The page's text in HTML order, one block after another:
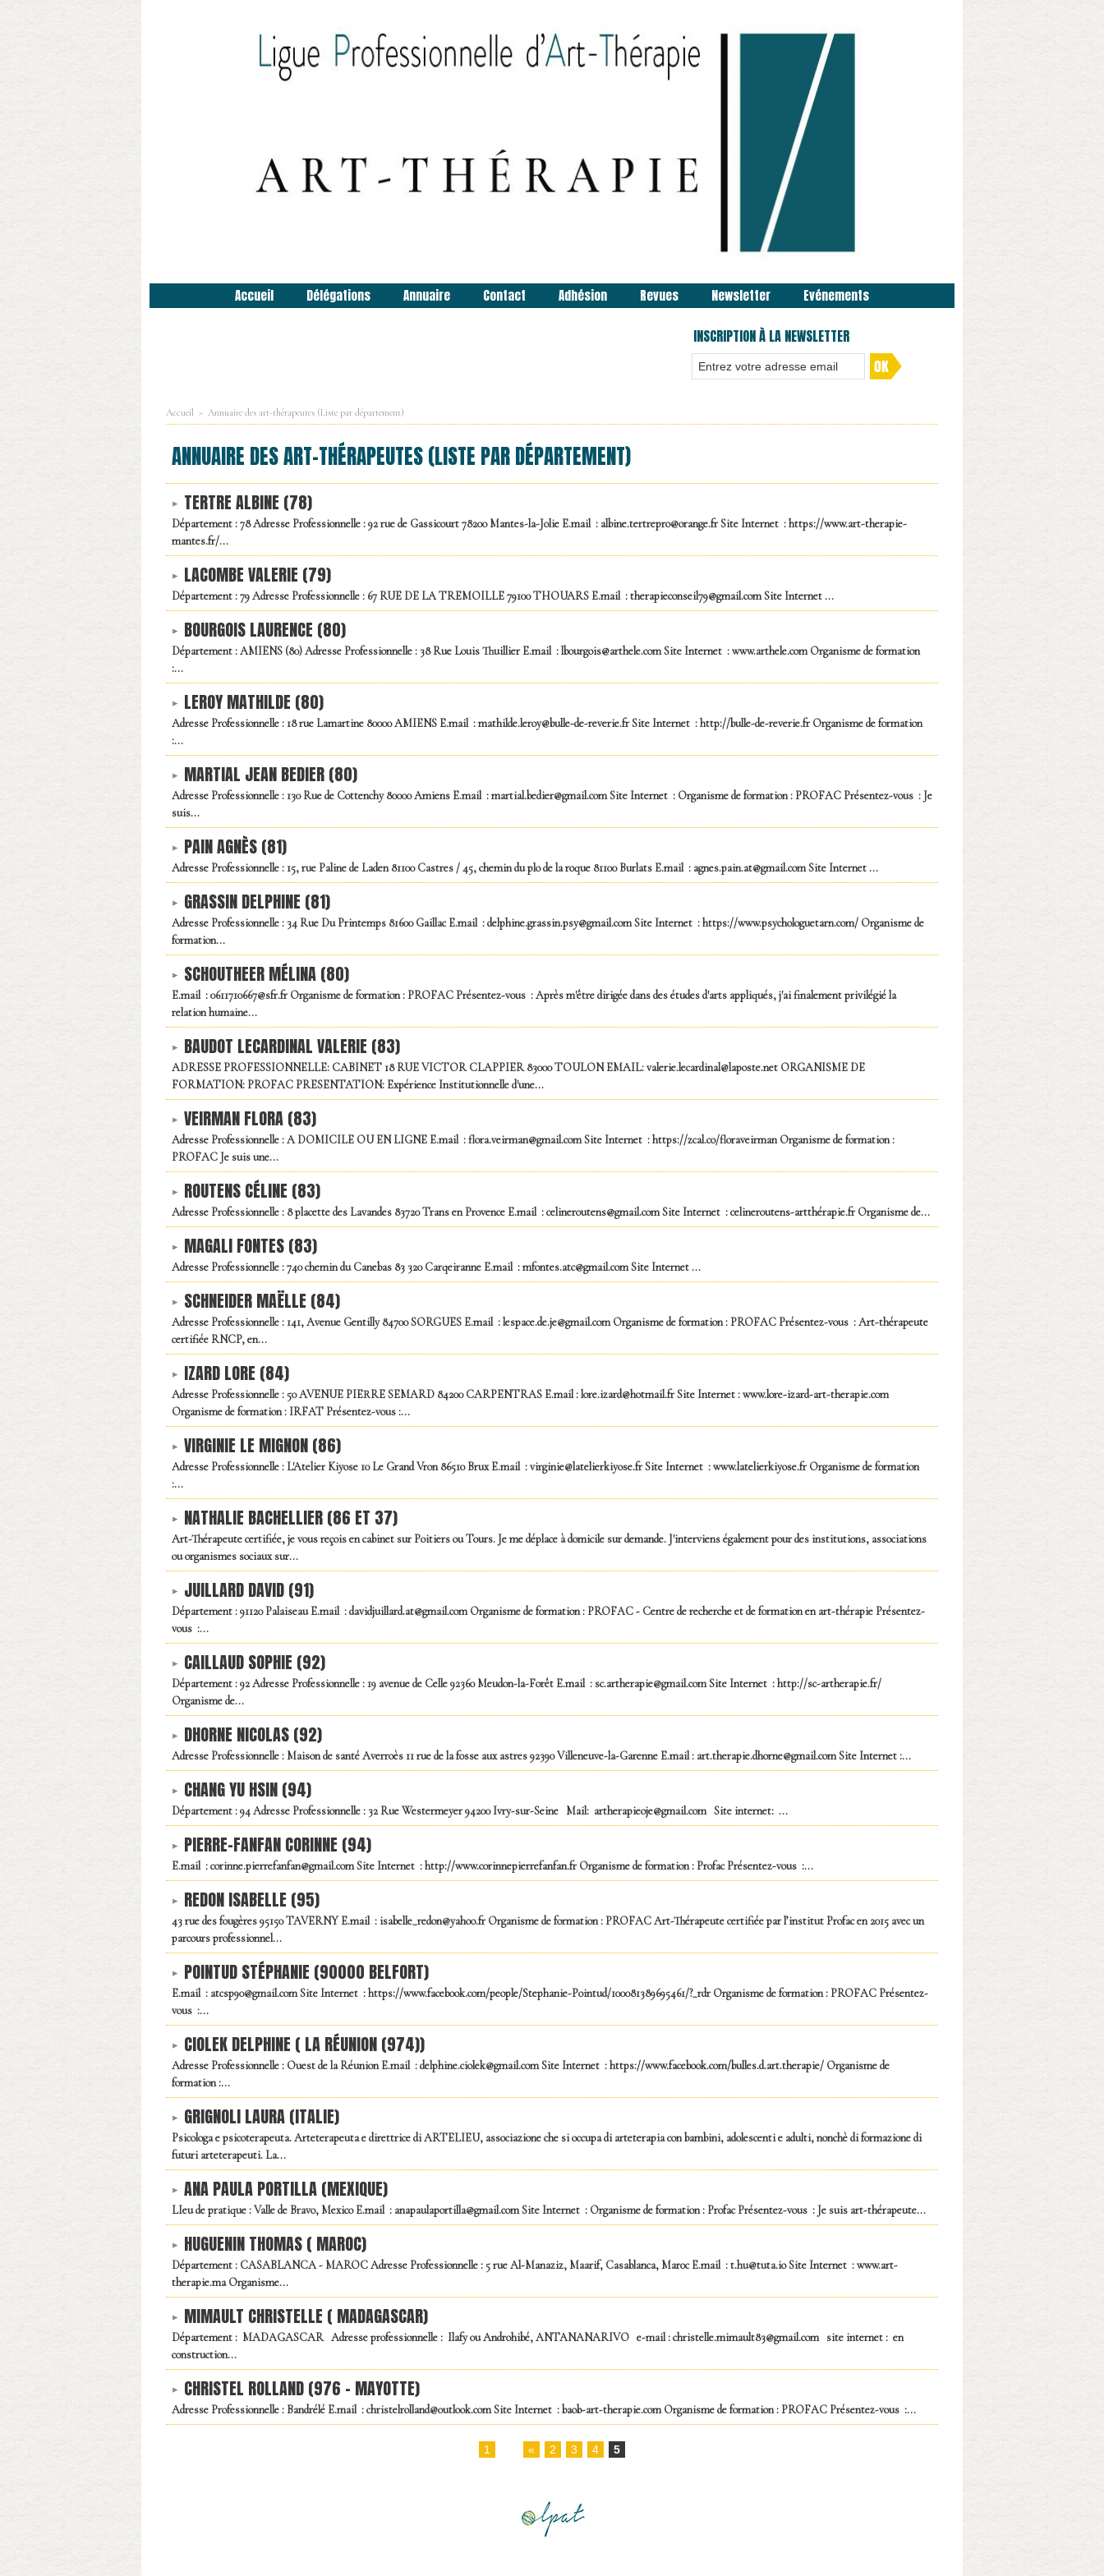
Accueil Délégations Annuaire Contact Adhésion Revues Newsletter Evénements
INSCRIPTION À LA NEWSLETTER
Accueil > Annuaire des art-thérapeutes (Liste par département)
ANNUAIRE DES ART-THÉRAPEUTES (LISTE PAR DÉPARTEMENT)
TERTRE ALBINE (78)
Département : 78 Adresse Professionnelle : 92 rue de Gassicourt 78200 Mantes-la-Jolie E.mail : albine.tertrepro@orange.fr Site Internet : https://www.art-therapie-
mantes.fr/...
LACOMBE VALERIE (79)
Département : 79 Adresse Professionnelle : 67 RUE DE LA TREMOILLE 79100 THOUARS E.mail : therapieconseil79@gmail.com Site Internet ...
BOURGOIS LAURENCE (80)
Département : AMIENS (80) Adresse Professionnelle : 38 Rue Louis Thuillier E.mail : lbourgois@arthele.com Site Internet : www.arthele.com Organisme de formation
:...
LEROY MATHILDE (80)
Adresse Professionnelle : 18 rue Lamartine 80000 AMIENS E.mail : mathilde.leroy@bulle-de-reverie.fr Site Internet : http://bulle-de-reverie.fr Organisme de formation
:...
MARTIAL JEAN BEDIER (80)
Adresse Professionnelle : 130 Rue de Cottenchy 80000 Amiens E.mail : martial.bedier@gmail.com Site Internet : Organisme de formation : PROFAC Présentez-vous : Je
suis...
PAIN AGNÈS (81)
Adresse Professionnelle : 15, rue Paline de Laden 81100 Castres / 45, chemin du plo de la roque 81100 Burlats E.mail : agnes.pain.at@gmail.com Site Internet ...
GRASSIN DELPHINE (81)
Adresse Professionnelle : 34 Rue Du Printemps 81600 Gaillac E.mail : delphine.grassin.psy@gmail.com Site Internet : https://www.psychologuetarn.com/ Organisme de
formation...
SCHOUTHEER MÉLINA (80)
E.mail : 0611710667@sfr.fr Organisme de formation : PROFAC Présentez-vous : Après m'être dirigée dans des études d'arts appliqués, j'ai finalement privilégié la
relation humaine...
BAUDOT LECARDINAL VALERIE (83)
ADRESSE PROFESSIONNELLE: CABINET 18 RUE VICTOR CLAPPIER 83000 TOULON EMAIL: valerie.lecardinal@laposte.net ORGANISME DE
FORMATION: PROFAC PRESENTATION: Expérience Institutionnelle d'une...
VEIRMAN FLORA (83)
Adresse Professionnelle : A DOMICILE OU EN LIGNE E.mail : flora.veirman@gmail.com Site Internet : https://zcal.co/floraveirman Organisme de formation :
PROFAC Je suis une...
ROUTENS CÉLINE (83)
Adresse Professionnelle : 8 placette des Lavandes 83720 Trans en Provence E.mail : celineroutens@gmail.com Site Internet : celineroutens-artthérapie.fr Organisme de...
MAGALI FONTES (83)
Adresse Professionnelle : 740 chemin du Canebas 83 320 Carqeiranne E.mail : mfontes.atc@gmail.com Site Internet ...
SCHNEIDER MAËLLE (84)
Adresse Professionnelle : 141, Avenue Gentilly 84700 SORGUES E.mail : lespace.de.je@gmail.com Organisme de formation : PROFAC Présentez-vous : Art-thérapeute
certifiée RNCP, en...
IZARD LORE (84)
Adresse Professionnelle : 50 AVENUE PIERRE SEMARD 84200 CARPENTRAS E.mail : lore.izard@hotmail.fr Site Internet : www.lore-izard-art-therapie.com
Organisme de formation : IRFAT Présentez-vous :...
VIRGINIE LE MIGNON (86)
Adresse Professionnelle : L'Atelier Kiyose 10 Le Grand Vron 86510 Brux E.mail : virginie@latelierkiyose.fr Site Internet : www.latelierkiyose.fr Organisme de formation
:...
NATHALIE BACHELLIER (86 ET 37)
Art-Thérapeute certifiée, je vous reçois en cabinet sur Poitiers ou Tours. Je me déplace à domicile sur demande. J'interviens également pour des institutions, associations
ou organismes sociaux sur...
JUILLARD DAVID (91)
Département : 91120 Palaiseau E.mail : davidjuillard.at@gmail.com Organisme de formation : PROFAC - Centre de recherche et de formation en art-thérapie Présentez-
vous :...
CAILLAUD SOPHIE (92)
Département : 92 Adresse Professionnelle : 19 avenue de Celle 92360 Meudon-la-Forêt E.mail : sc.artherapie@gmail.com Site Internet : http://sc-artherapie.fr/
Organisme de...
DHORNE NICOLAS (92)
Adresse Professionnelle : Maison de santé Averroès 11 rue de la fosse aux astres 92390 Villeneuve-la-Garenne E.mail : art.therapie.dhorne@gmail.com Site Internet :...
CHANG YU HSIN (94)
Département : 94 Adresse Professionnelle : 32 Rue Westermeyer 94200 Ivry-sur-Seine Mail: artherapieoje@gmail.com Site internet: ...
PIERRE-FANFAN CORINNE (94)
E.mail : corinne.pierrefanfan@gmail.com Site Internet : http://www.corinnepierrefanfan.fr Organisme de formation : Profac Présentez-vous :...
REDON ISABELLE (95)
43 rue des fougères 95150 TAVERNY E.mail : isabelle_redon@yahoo.fr Organisme de formation : PROFAC Art-Thérapeute certifiée par l’institut Profac en 2015 avec un
parcours professionnel...
POINTUD STÉPHANIE (90000 BELFORT)
E.mail : atcsp90@gmail.com Site Internet : https://www.facebook.com/people/Stephanie-Pointud/100081389695461/?_rdr Organisme de formation : PROFAC Présentez-
vous :...
CIOLEK DELPHINE ( LA RÉUNION (974))
Adresse Professionnelle : Ouest de la Réunion E.mail : delphine.ciolek@gmail.com Site Internet : https://www.facebook.com/bulles.d.art.therapie/ Organisme de
formation :...
GRIGNOLI LAURA (ITALIE)
Psicologa e psicoterapeuta. Arteterapeuta e direttrice di ARTELIEU, associazione che si occupa di arteterapia con bambini, adolescenti e adulti, nonchè di formazione di
futuri arteterapeuti. La...
ANA PAULA PORTILLA (MEXIQUE)
LIeu de pratique : Valle de Bravo, Mexico E.mail : anapaulaportilla@gmail.com Site Internet : Organisme de formation : Profac Présentez-vous : Je suis art-thérapeute...
HUGUENIN THOMAS ( MAROC)
Département : CASABLANCA - MAROC Adresse Professionnelle : 5 rue Al-Manaziz, Maarif, Casablanca, Maroc E.mail : t.hu@tuta.io Site Internet : www.art-
therapie.ma Organisme...
MIMAULT CHRISTELLE ( MADAGASCAR)
Département : MADAGASCAR Adresse professionnelle : Ilafy ou Androhibé, ANTANANARIVO e-mail : christelle.mimault83@gmail.com site internet : en
construction...
CHRISTEL ROLLAND (976 - MAYOTTE)
Adresse Professionnelle : Bandrélé E.mail : christelrolland@outlook.com Site Internet : baob-art-therapie.com Organisme de formation : PROFAC Présentez-vous :...
1 « 2 3 4 5